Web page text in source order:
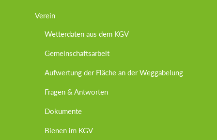
Verein
Wetterdaten aus dem KGV
Gemeinschaftsarbeit
Aufwertung der Fläche an der Weggabelung
Fragen & Antworten
Dokumente
Bienen im KGV